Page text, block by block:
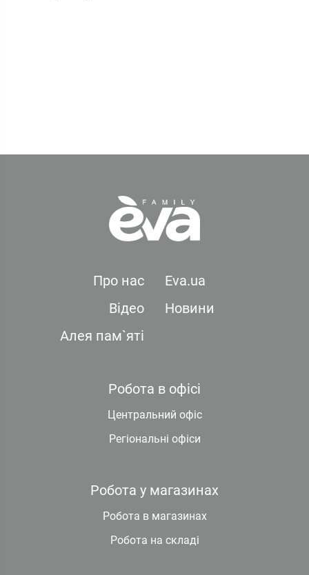
Про нас
Eva.ua
Відео
Новини
Алея пам`яті
Робота в офісі
Центральний офіс
Регіональні офіси
Робота у магазинах
Робота в магазинах
Робота на складі